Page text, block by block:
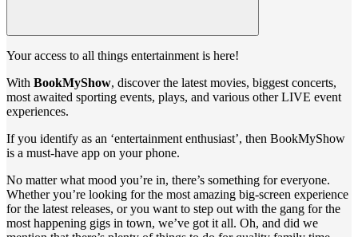
Your access to all things entertainment is here!
With BookMyShow, discover the latest movies, biggest concerts,
most awaited sporting events, plays, and various other LIVE event
experiences.
If you identify as an ‘entertainment enthusiast’, then BookMyShow
is a must-have app on your phone.
No matter what mood you’re in, there’s something for everyone.
Whether you’re looking for the most amazing big-screen experience
for the latest releases, or you want to step out with the gang for the
most happening gigs in town, we’ve got it all. Oh, and did we